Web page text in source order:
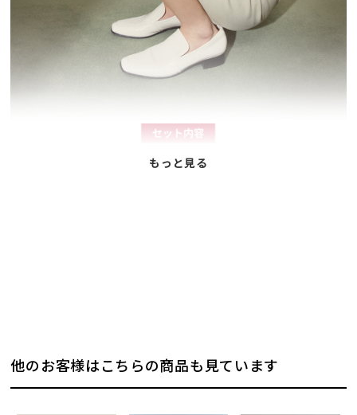
他のお客様はこちらの商品も見ています